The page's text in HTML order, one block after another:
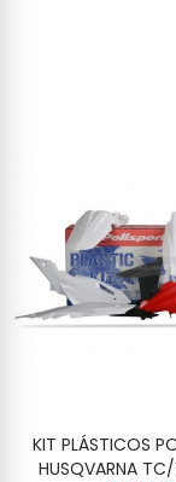
KIT PLÁSTICOS
HUSQVARNA